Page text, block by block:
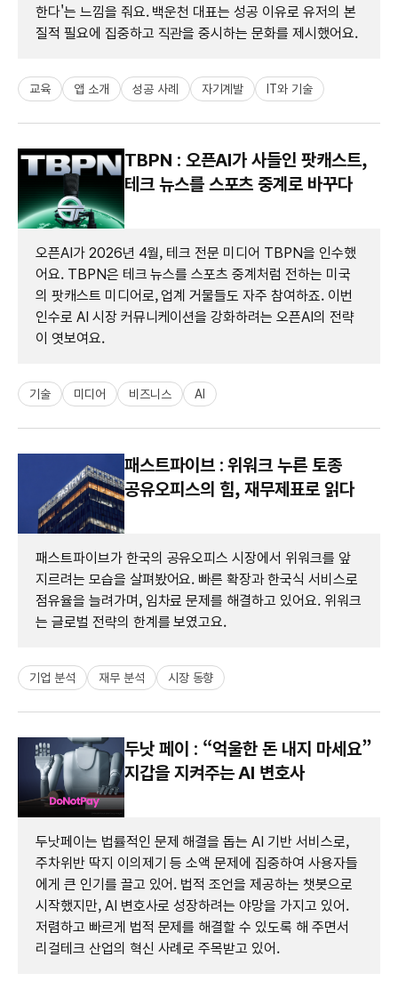
한다'는 느낌을 줘요. 백운천 대표는 성공 이유로 유저의 본
질적 필요에 집중하고 직관을 중시하는 문화를 제시했어요.
교육 앱 소개 성공 사례 자기계발 IT와 기술
TBPN : 오픈AI가 사들인 팟캐스트,
테크 뉴스를 스포츠 중계로 바꾸다
오픈AI가 2026년 4월, 테크 전문 미디어 TBPN을 인수했
어요. TBPN은 테크 뉴스를 스포츠 중계처럼 전하는 미국
의 팟캐스트 미디어로, 업계 거물들도 자주 참여하죠. 이번
인수로 AI 시장 커뮤니케이션을 강화하려는 오픈AI의 전략
이 엿보여요.
기술 미디어 비즈니스 AI
패스트파이브 : 위워크 누른 토종
공유오피스의 힘, 재무제표로 읽다
패스트파이브가 한국의 공유오피스 시장에서 위워크를 앞
지르려는 모습을 살펴봤어요. 빠른 확장과 한국식 서비스로
점유율을 늘려가며, 임차료 문제를 해결하고 있어요. 위워크
는 글로벌 전략의 한계를 보였고요.
기업 분석 재무 분석 시장 동향
두낫 페이 : “억울한 돈 내지 마세요”
지갑을 지켜주는 AI 변호사
두낫페이는 법률적인 문제 해결을 돕는 AI 기반 서비스로,
주차위반 딱지 이의제기 등 소액 문제에 집중하여 사용자들
에게 큰 인기를 끌고 있어. 법적 조언을 제공하는 챗봇으로
시작했지만, AI 변호사로 성장하려는 야망을 가지고 있어.
저렴하고 빠르게 법적 문제를 해결할 수 있도록 해 주면서
리걸테크 산업의 혁신 사례로 주목받고 있어.